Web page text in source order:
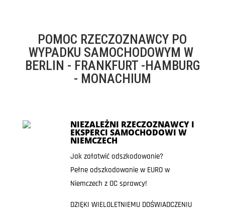
POMOC RZECZOZNAWCY PO
WYPADKU SAMOCHODOWYM W
BERLIN - FRANKFURT -HAMBURG
- MONACHIUM
NIEZALEŻNI RZECZOZNAWCY I
EKSPERCI SAMOCHODOWI W
NIEMCZECH
Jak załatwić odszkodowanie?
Pełne odszkodowanie w EURO w
Niemczech z OC sprawcy!
DZIĘKI WIELOLETNIEMU DOŚWIADCZENIU